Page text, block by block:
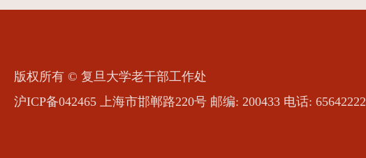
版权所有 © 复旦大学老干部工作处
沪ICP备042465 上海市邯郸路220号 邮编: 200433 电话: 65642222